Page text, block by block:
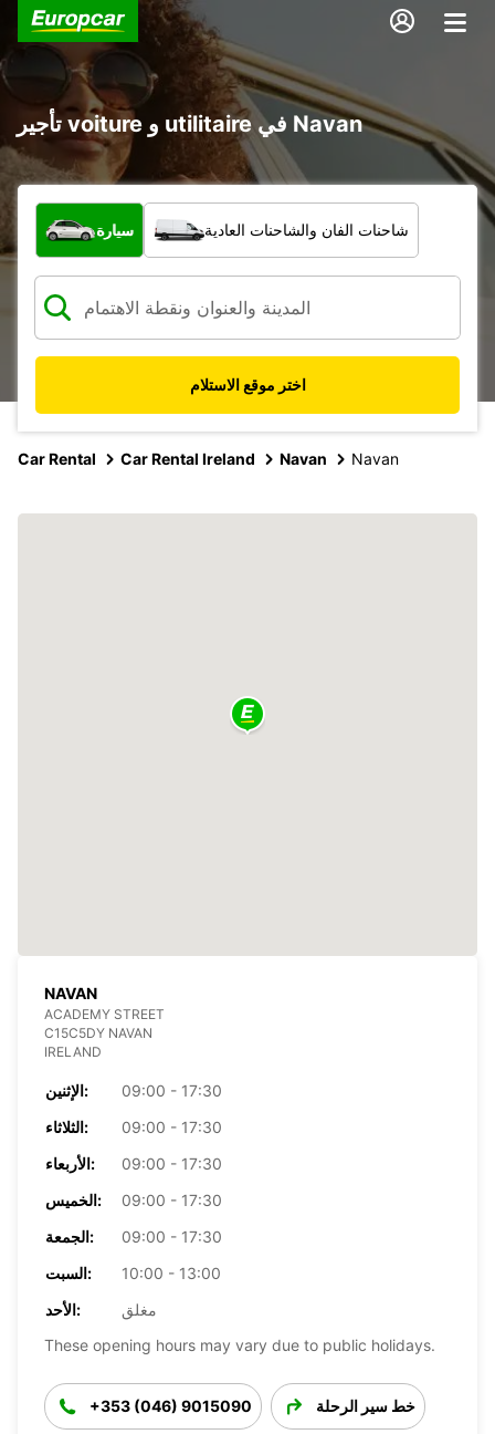
تأجير voiture و utilitaire في Navan
ما نوع المركبة؟
سيارة شاحنات الفان والشاحنات العادية
اختر موقع الاستلام
Car Rental Car Rental Ireland Navan Navan
NAVAN
ACADEMY STREET
C15C5DY NAVAN
IRELAND
الإثنين:
09:00 - 17:30
الثلاثاء:
09:00 - 17:30
الأربعاء:
09:00 - 17:30
الخميس:
09:00 - 17:30
الجمعة:
09:00 - 17:30
السبت:
10:00 - 13:00
الأحد:
مغلق
These opening hours may vary due to public holidays.
+353 (046) 9015090 خط سير الرحلة